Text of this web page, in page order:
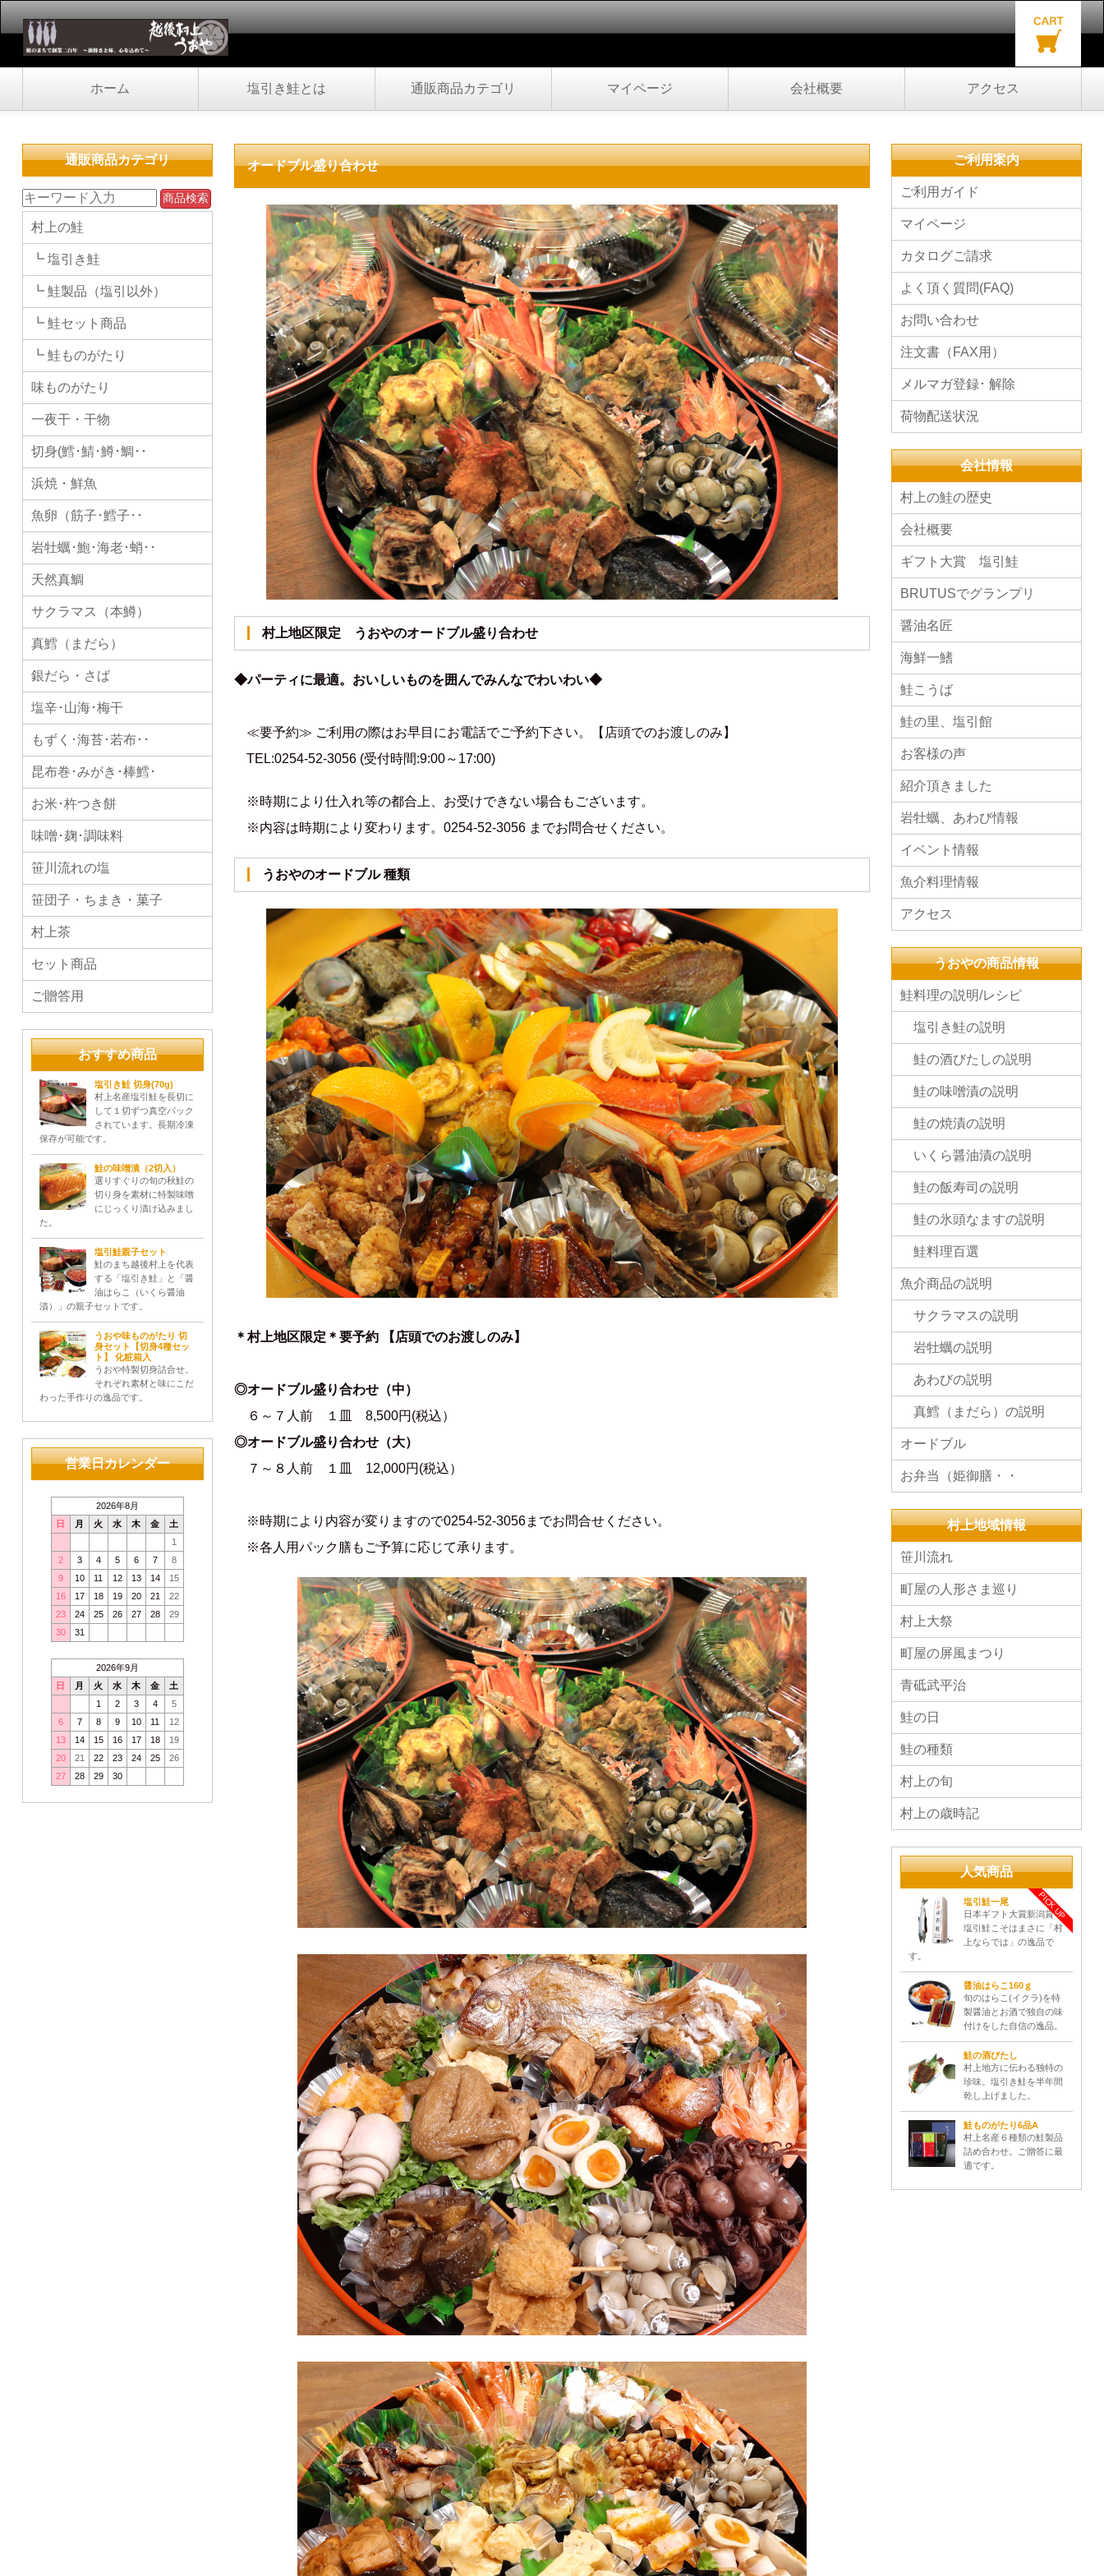
ホーム 塩引き鮭とは 通販商品カテゴリ マイページ 会社概要 アクセス
オードブル盛り合わせ
村上地区限定 うおやのオードブル盛り合わせ
◆パーティに最適。おいしいものを囲んでみんなでわいわい◆
≪要予約≫ ご利用の際はお早目にお電話でご予約下さい。【店頭でのお渡しのみ】
TEL:0254-52-3056 (受付時間:9:00～17:00)
※時期により仕入れ等の都合上、お受けできない場合もございます。
※内容は時期により変わります。0254-52-3056 までお問合せください。
うおやのオードブル 種類
＊村上地区限定＊要予約 【店頭でのお渡しのみ】
◎オードブル盛り合わせ（中）
６～７人前 １皿 8,500円(税込）
◎オードブル盛り合わせ（大）
７～８人前 １皿 12,000円(税込）
※時期により内容が変りますので0254-52-3056までお問合せください。
※各人用パック膳もご予算に応じて承ります。
通販商品カテゴリ
村上の鮭
┗ 塩引き鮭
┗ 鮭製品（塩引以外）
┗ 鮭セット商品
┗ 鮭ものがたり
味ものがたり
一夜干・干物
切身(鱈･鯖･鱒･鯛･･
浜焼・鮮魚
魚卵（筋子･鱈子･･
岩牡蠣･鮑･海老･蛸･･
天然真鯛
サクラマス（本鱒）
真鱈（まだら）
銀だら・さば
塩辛･山海･梅干
もずく･海苔･若布･･
昆布巻･みがき･棒鱈･
お米･杵つき餅
味噌･麹･調味料
笹川流れの塩
笹団子・ちまき・菓子
村上茶
セット商品
ご贈答用
おすすめ商品
塩引き鮭 切身(70g)
村上名産塩引鮭を長切に
して１切ずつ真空パック
されています。長期冷凍
保存が可能です。
鮭の味噌漬（2切入）
選りすぐりの旬の秋鮭の
切り身を素材に特製味噌
にじっくり漬け込みまし
た。
塩引鮭親子セット
鮭のまち越後村上を代表
する「塩引き鮭」と「醤
油はらこ（いくら醤油
漬）」の親子セットです。
うおや味ものがたり 切
身セット【切身4種セッ
ト】 化粧箱入
うおや特製切身詰合せ。
それぞれ素材と味にこだ
わった手作りの逸品です。
営業日カレンダー
2026年8月
日
月 火 水 木 金
土
1
2
3 4 5 6 7
8
9
10 11 12 13 14
15
16
17 18 19 20 21
22
23
24 25 26 27 28
29
30
31
2026年9月
日
月 火 水 木 金
土
1
2 3 4
5
6
7 8 9 10 11
12
13
14 15 16 17 18
19
20
21 22 23 24 25
26
27
28 29 30
ご利用案内
ご利用ガイド
マイページ
カタログご請求
よく頂く質問(FAQ)
お問い合わせ
注文書（FAX用）
メルマガ登録･ 解除
荷物配送状況
会社情報
村上の鮭の歴史
会社概要
ギフト大賞 塩引鮭
BRUTUSでグランプリ
醤油名匠
海鮮一鰭
鮭こうば
鮭の里、塩引館
お客様の声
紹介頂きました
岩牡蠣、あわび情報
イベント情報
魚介料理情報
アクセス
うおやの商品情報
鮭料理の説明/レシピ
塩引き鮭の説明
鮭の酒びたしの説明
鮭の味噌漬の説明
鮭の焼漬の説明
いくら醤油漬の説明
鮭の飯寿司の説明
鮭の氷頭なますの説明
鮭料理百選
魚介商品の説明
サクラマスの説明
岩牡蠣の説明
あわびの説明
真鱈（まだら）の説明
オードブル
お弁当（姫御膳・・
村上地域情報
笹川流れ
町屋の人形さま巡り
村上大祭
町屋の屏風まつり
青砥武平治
鮭の日
鮭の種類
村上の旬
村上の歳時記
人気商品
塩引鮭一尾
日本ギフト大賞新潟賞！
塩引鮭こそはまさに「村
上ならでは」の逸品で
す。
PICK UP
醤油はらこ160ｇ
旬のはらこ(イクラ)を特
製醤油とお酒で独自の味
付けをした自信の逸品。
鮭の酒びたし
村上地方に伝わる独特の
珍味。塩引き鮭を半年間
乾し上げました。
鮭ものがたり6品A
村上名産６種類の鮭製品
詰め合わせ。ご贈答に最
適です。